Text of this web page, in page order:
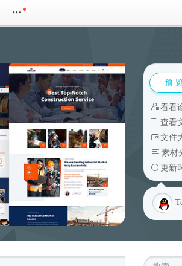
预
看看
查看
文件
素材
更新